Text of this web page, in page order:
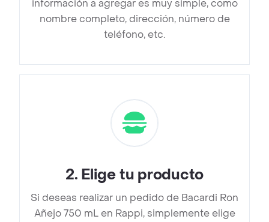
información a agregar es muy simple, como
nombre completo, dirección, número de
teléfono, etc.
2. Elige tu producto
Si deseas realizar un pedido de Bacardi Ron
Añejo 750 mL en Rappi, simplemente elige